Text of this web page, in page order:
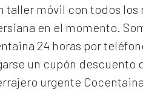
móvil con todos
en el momento.
24 horas por
un cupón descuento
urgente Cocentaina